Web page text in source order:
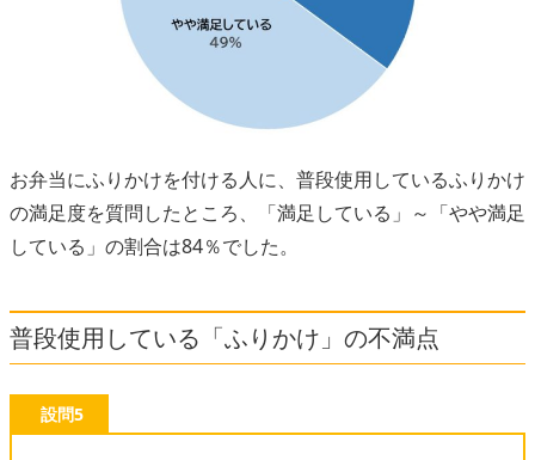
お弁当にふりかけを付ける人に、普段使用しているふりかけ
の満足度を質問したところ、「満足している」～「やや満足
している」の割合は84％でした。
普段使用している「ふりかけ」の不満点
設問5